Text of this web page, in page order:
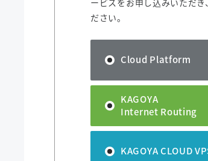
ービスをお申し込みいただ
ださい。
Cloud Platform
KAGOYA
Internet Routing
KAGOYA CLOUD